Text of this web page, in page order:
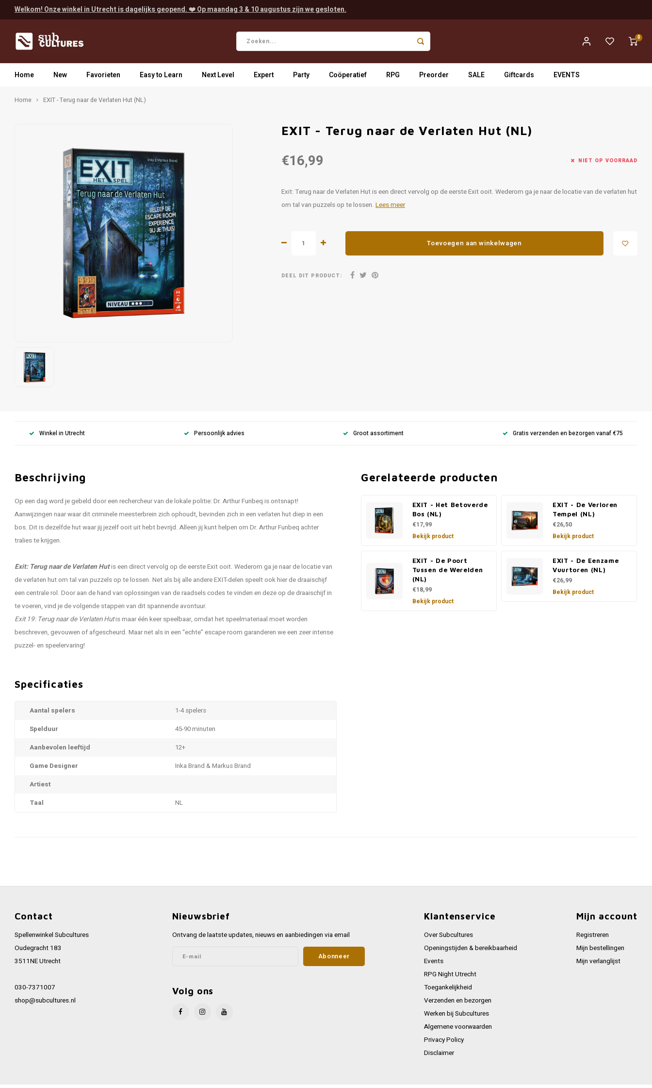
Welkom! Onze winkel in Utrecht is dagelijks geopend. ❤️ Op maandag 3 & 10 augustus zijn we gesloten.
0
Home New Favorieten Easy to Learn Next Level Expert Party Coöperatief RPG Preorder SALE Giftcards EVENTS
Home EXIT - Terug naar de Verlaten Hut (NL)
EXIT - Terug naar de Verlaten Hut (NL)
€16,99 NIET OP VOORRAAD
Exit: Terug naar de Verlaten Hut is een direct vervolg op de eerste Exit ooit. Wederom ga je naar de locatie van de verlaten hut
om tal van puzzels op te lossen. Lees meer
Toevoegen aan winkelwagen
DEEL DIT PRODUCT:
Winkel in Utrecht Persoonlijk advies Groot assortiment Gratis verzenden en bezorgen vanaf €75
Beschrijving
Op een dag word je gebeld door een rechercheur van de lokale politie: Dr. Arthur Funbeq is ontsnapt!
Aanwijzingen naar waar dit criminele meesterbrein zich ophoudt, bevinden zich in een verlaten hut diep in een
bos. Dit is dezelfde hut waar jij jezelf ooit uit hebt bevrijd. Alleen jij kunt helpen om Dr. Arthur Funbeq achter
tralies te krijgen.
Exit: Terug naar de Verlaten Hutis een direct vervolg op de eerste Exit ooit. Wederom ga je naar de locatie van
de verlaten hut om tal van puzzels op te lossen. Net als bij alle andere EXIT-delen speelt ook hier de draaischijf
een centrale rol. Door aan de hand van oplossingen van de raadsels codes te vinden en deze op de draaischijf in
te voeren, vind je de volgende stappen van dit spannende avontuur.
Exit 19: Terug naar de Verlaten Hutis maar één keer speelbaar, omdat het speelmateriaal moet worden
beschreven, gevouwen of afgescheurd. Maar net als in een “echte” escape room garanderen we een zeer intense
puzzel- en speelervaring!
Specificaties
Aantal spelers
1-4 spelers
Spelduur
45-90 minuten
Aanbevolen leeftijd
12+
Game Designer
Inka Brand & Markus Brand
Artiest
Taal
NL
Gerelateerde producten
EXIT - Het Betoverde
Bos (NL)
€17,99
Bekijk product
EXIT - De Verloren
Tempel (NL)
€26,50
Bekijk product
EXIT - De Poort
Tussen de Werelden
(NL)
€18,99
Bekijk product
EXIT - De Eenzame
Vuurtoren (NL)
€26,99
Bekijk product
Contact
Spellenwinkel Subcultures
Oudegracht 183
3511NE Utrecht
030-7371007
shop@subcultures.nl
Nieuwsbrief
Ontvang de laatste updates, nieuws en aanbiedingen via email
Abonneer
Volg ons
Klantenservice
Over Subcultures
Openingstijden & bereikbaarheid
Events
RPG Night Utrecht
Toegankelijkheid
Verzenden en bezorgen
Werken bij Subcultures
Algemene voorwaarden
Privacy Policy
Disclaimer
Mijn account
Registreren
Mijn bestellingen
Mijn verlanglijst